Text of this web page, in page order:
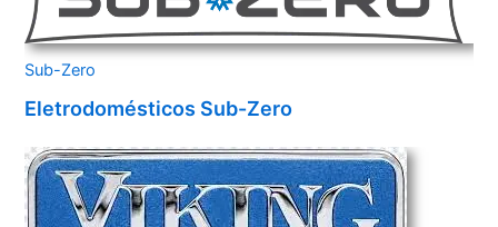
Sub-Zero
Eletrodomésticos Sub-Zero